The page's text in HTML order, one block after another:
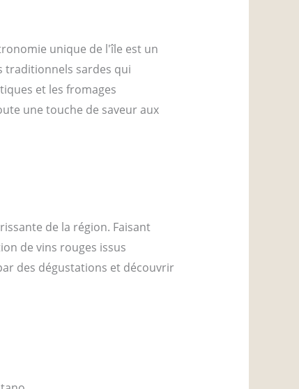
unique de l'île est un
traditionnels sardes qui
et les fromages
une touche de saveur aux
de la région. Faisant
de vins rouges issus
des dégustations et découvrir